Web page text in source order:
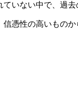
いない中で、過
憑性の高いもの